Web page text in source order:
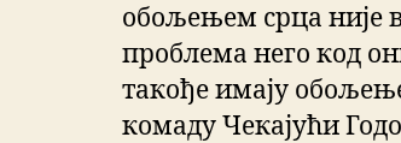
обољењем срца није
проблема него код
такође имају
комаду Чекајући